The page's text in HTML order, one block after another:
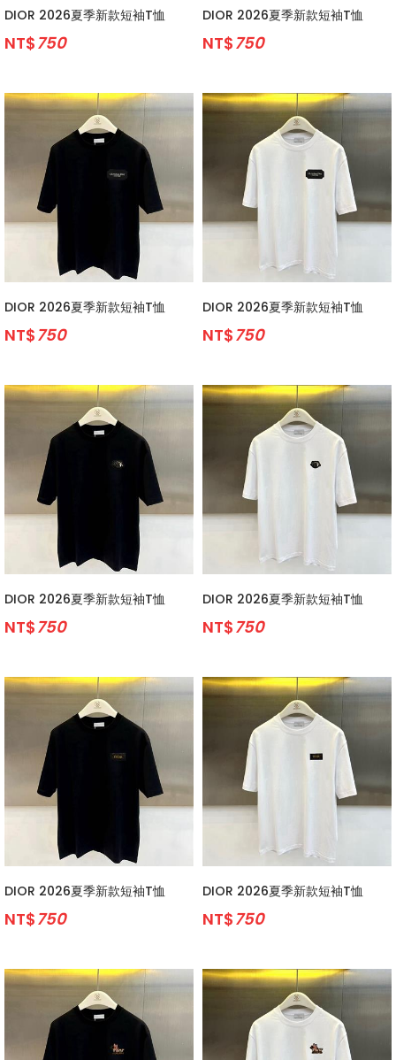
DIOR 2026夏季新款短袖T恤
NT$750
DIOR 2026夏季新款短袖T恤
NT$750
DIOR 2026夏季新款短袖T恤
NT$750
DIOR 2026夏季新款短袖T恤
NT$750
DIOR 2026夏季新款短袖T恤
NT$750
DIOR 2026夏季新款短袖T恤
NT$750
DIOR 2026夏季新款短袖T恤
NT$750
DIOR 2026夏季新款短袖T恤
NT$750